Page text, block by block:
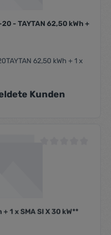
- TAYTAN 62,50 kWh +
62,50 kWh + 1 x
Kunden
+ 1 x SMA SI X 30 kW**